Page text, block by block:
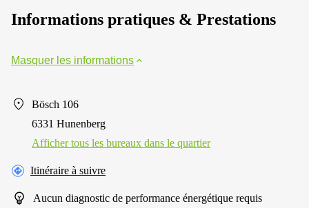
Informations pratiques & Prestations
Masquer les informations
Bösch 106
6331 Hunenberg
Afficher tous les bureaux dans le quartier
Itinéraire à suivre
Aucun diagnostic de performance énergétique requis